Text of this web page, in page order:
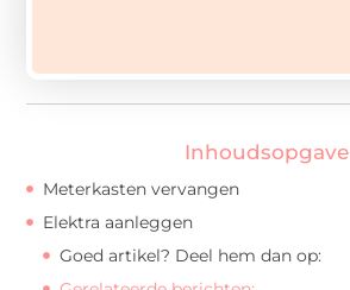
Inhoudsopgave
Meterkasten vervangen
Elektra aanleggen
Goed artikel? Deel hem dan op: